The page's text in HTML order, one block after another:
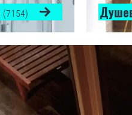
(7154)